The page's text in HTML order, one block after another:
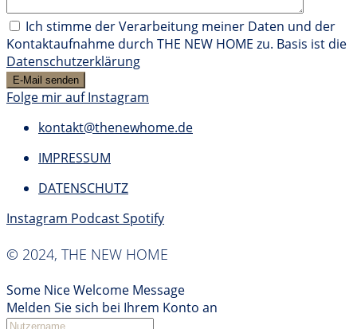
Ich stimme der Verarbeitung meiner Daten und der
Kontaktaufnahme durch THE NEW HOME zu. Basis ist die
Datenschutzerklärung
Folge mir auf Instagram
kontakt@thenewhome.de
IMPRESSUM
DATENSCHUTZ
Instagram PodcastSpotify
© 2024, THE NEW HOME
Some Nice Welcome Message
Melden Sie sich bei Ihrem Konto an